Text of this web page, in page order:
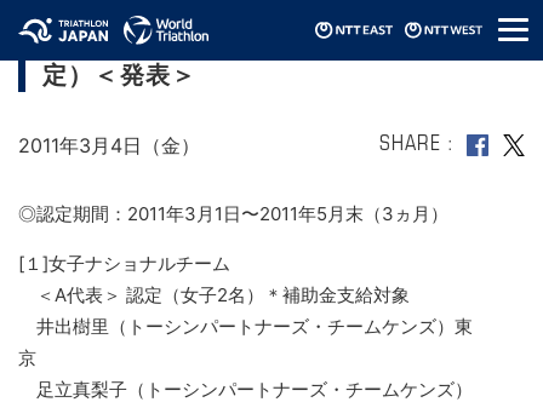
メ
ニ
JTUナショナルチーム（2011年第2期認
定）＜発表＞
2011年3月4日（金） SHARE
◎認定期間：2011年3月1日〜2011年5月末（3ヵ月）
[１]女子ナショナルチーム
＜A代表＞ 認定（女子2名）＊補助金支給対象
井出樹里（トーシンパートナーズ・チームケンズ）東
京
足立真梨子（トーシンパートナーズ・チームケンズ）